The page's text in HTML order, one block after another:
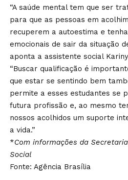
“A saúde mental tem que ser
para que as pessoas em
recuperem a autoestima e
emocionais de sair da situação
aponta a assistente social
“Buscar qualificação é
que estar se sentindo bem
permite a esses estudantes se
futura profissão e, ao mesmo
nossos acolhidos um suporte
a vida.”
*Com informações da
Social
Fonte: Agência Brasília